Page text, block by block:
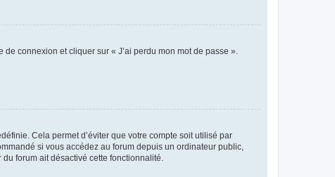
connexion et cliquer sur « J’ai perdu mon mot de passe ».
Cela permet d’éviter que votre compte soit utilisé par
si vous accédez au forum depuis un ordinateur public,
forum ait désactivé cette fonctionnalité.